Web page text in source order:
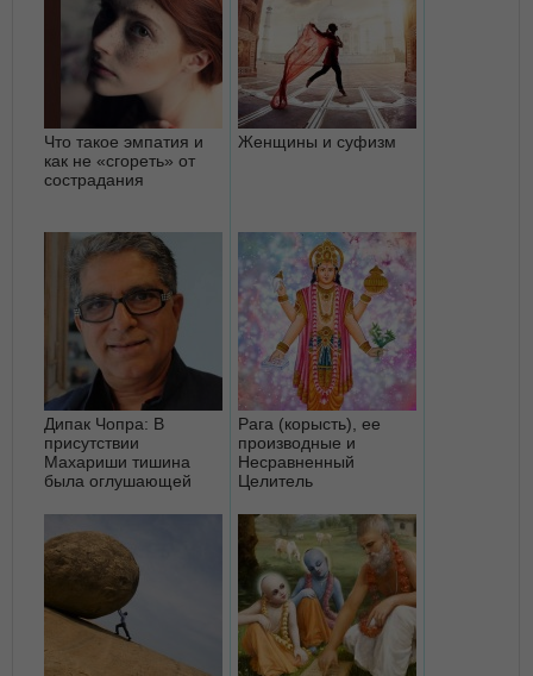
Что такое эмпатия и
как не «сгореть» от
сострадания
Женщины и суфизм
Дипак Чопра: В
присутствии
Махариши тишина
была оглушающей
Рага (корысть), ее
производные и
Несравненный
Целитель